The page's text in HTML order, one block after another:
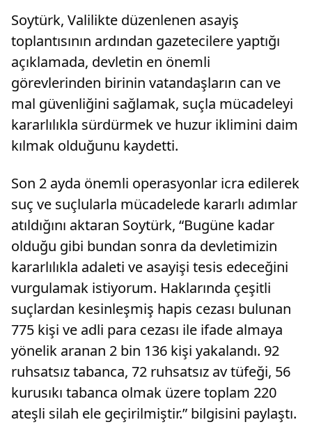
Soytürk, Valilikte düzenlenen asayiş
toplantısının ardından gazetecilere yaptığı
açıklamada, devletin en önemli
görevlerinden birinin vatandaşların can ve
mal güvenliğini sağlamak, suçla mücadeleyi
kararlılıkla sürdürmek ve huzur iklimini daim
kılmak olduğunu kaydetti.
Son 2 ayda önemli operasyonlar icra edilerek
suç ve suçlularla mücadelede kararlı adımlar
atıldığını aktaran Soytürk, “Bugüne kadar
olduğu gibi bundan sonra da devletimizin
kararlılıkla adaleti ve asayişi tesis edeceğini
vurgulamak istiyorum. Haklarında çeşitli
suçlardan kesinleşmiş hapis cezası bulunan
775 kişi ve adli para cezası ile ifade almaya
yönelik aranan 2 bin 136 kişi yakalandı. 92
ruhsatsız tabanca, 72 ruhsatsız av tüfeği, 56
kurusıkı tabanca olmak üzere toplam 220
ateşli silah ele geçirilmiştir.” bilgisini paylaştı.